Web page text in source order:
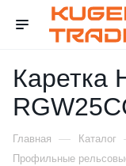
Каретка
Главная — Каталог
Профильные